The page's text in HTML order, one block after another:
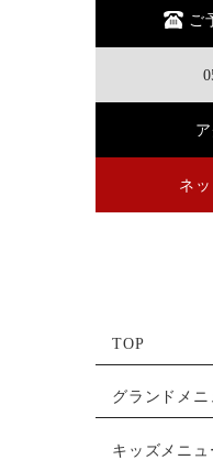
ご
ネ
TOP
グランドメニ
キッズメニュ